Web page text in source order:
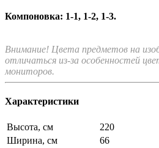
Компоновка: 1-1, 1-2, 1-3.
Внимание! Цвета предметов на
отличаться из-за особенностей
мониторов.
Характеристики
Высота, см
220
Ширина, см
66